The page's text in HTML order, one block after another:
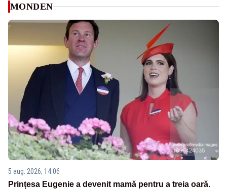
MONDEN
5 aug. 2026, 14:06
Prințesa Eugenie a devenit mamă pentru a treia oară.